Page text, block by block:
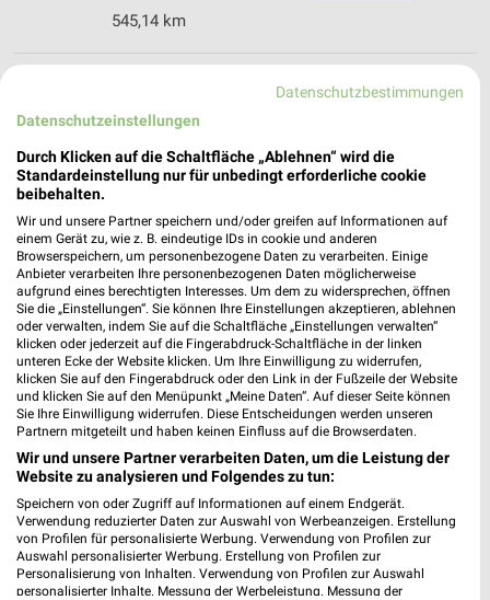
545,14 km
Zweibrücker Straße 149
66953 Pirmasens
Heute 08:00 - 21:00 Uhr | Öffnet in 34 Min.
dm Homburg
Berliner Straße 122
66424 Homburg
Heute 08:00 - 20:00 Uhr | Öffnet in 34 Min.
552,69 km
Müller Pirmasens
Hauptstr. 38
66953 Pirmasens
Heute 09:00 - 19:00 Uhr | Geschlossen
549,32 km • Angebote: 4 Prospekte
Datenschutzbestimmungen
Datenschutzeinstellungen
Durch Klicken auf die Schaltfläche „Ablehnen“ wird die
Standardeinstellung nur für unbedingt erforderliche cookie
beibehalten.
Wir und unsere Partner speichern und/oder greifen auf Informationen auf
einem Gerät zu, wie z. B. eindeutige IDs in cookie und anderen
Browserspeichern, um personenbezogene Daten zu verarbeiten. Einige
Anbieter verarbeiten Ihre personenbezogenen Daten möglicherweise
aufgrund eines berechtigten Interesses. Um dem zu widersprechen, öffnen
Sie die „Einstellungen“. Sie können Ihre Einstellungen akzeptieren, ablehnen
oder verwalten, indem Sie auf die Schaltfläche „Einstellungen verwalten“
klicken oder jederzeit auf die Fingerabdruck-Schaltfläche in der linken
unteren Ecke der Website klicken. Um Ihre Einwilligung zu widerrufen,
klicken Sie auf den Fingerabdruck oder den Link in der Fußzeile der Website
und klicken Sie auf den Menüpunkt „Meine Daten“. Auf dieser Seite können
Sie Ihre Einwilligung widerrufen. Diese Entscheidungen werden unseren
Partnern mitgeteilt und haben keinen Einfluss auf die Browserdaten.
Wir und unsere Partner verarbeiten Daten, um die Leistung der
Website zu analysieren und Folgendes zu tun:
Speichern von oder Zugriff auf Informationen auf einem Endgerät.
Verwendung reduzierter Daten zur Auswahl von Werbeanzeigen. Erstellung
von Profilen für personalisierte Werbung. Verwendung von Profilen zur
Auswahl personalisierter Werbung. Erstellung von Profilen zur
Personalisierung von Inhalten. Verwendung von Profilen zur Auswahl
personalisierter Inhalte. Messung der Werbeleistung. Messung der